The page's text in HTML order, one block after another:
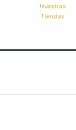
Nuestras
Tiendas